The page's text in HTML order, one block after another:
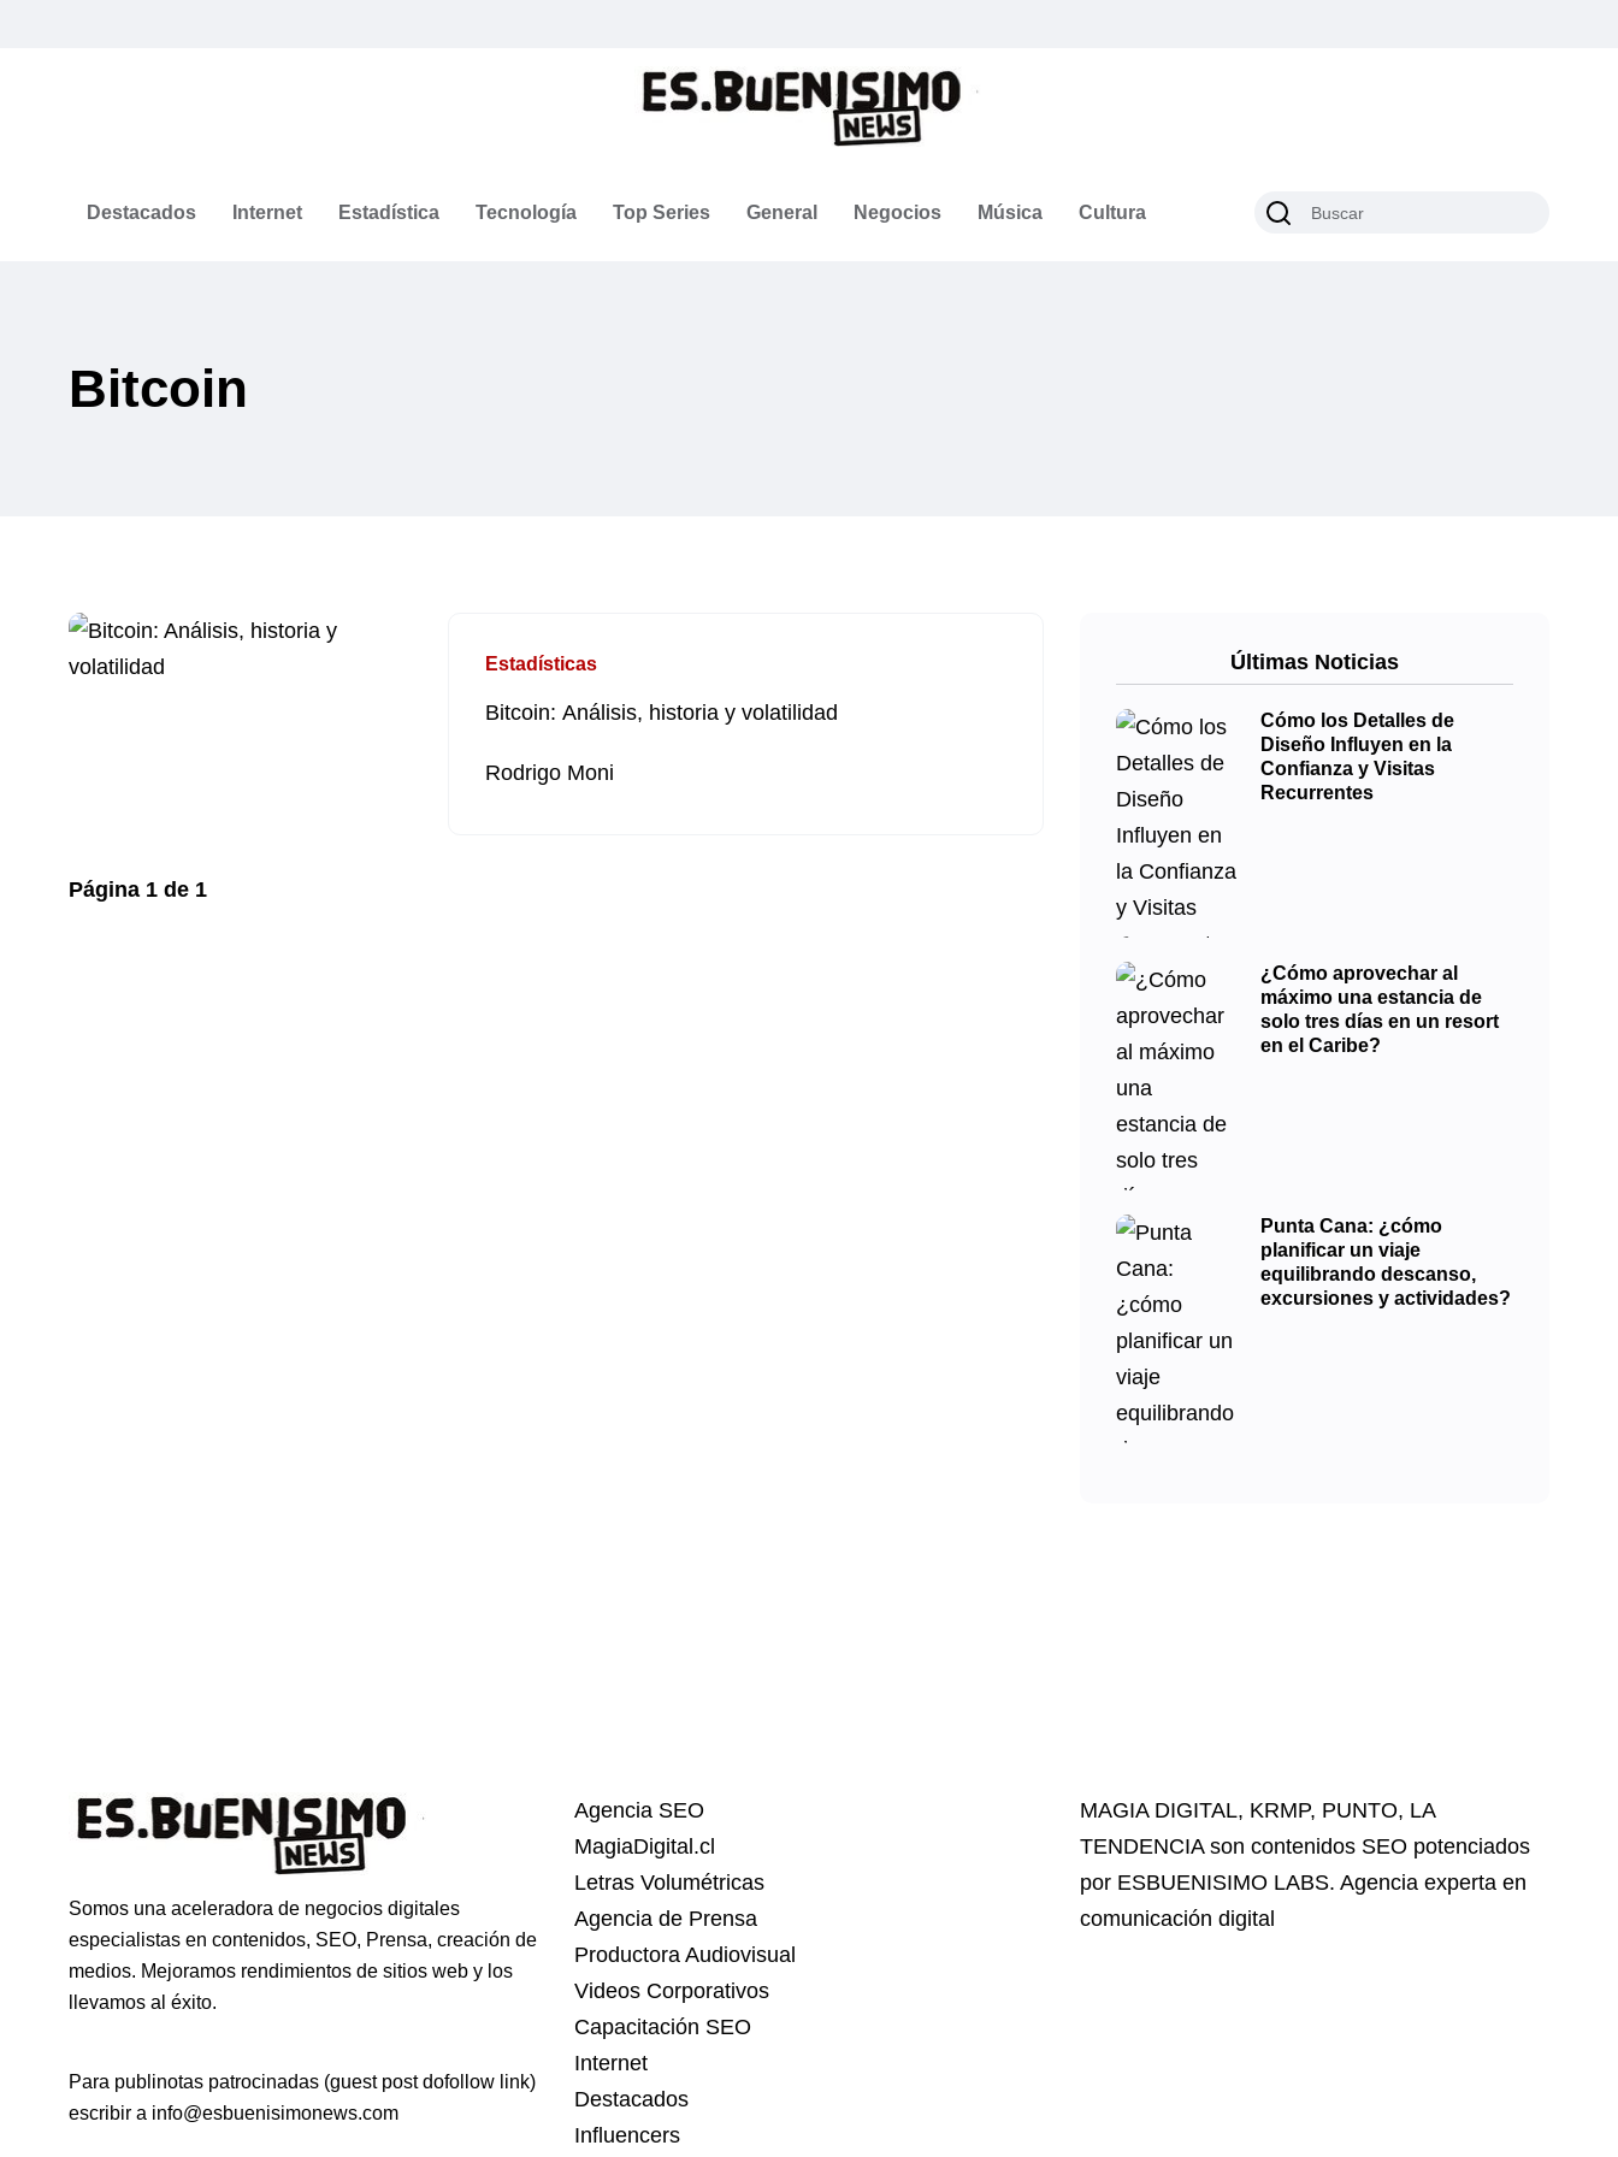
Destacados Internet Estadística Tecnología Top Series General Negocios Música Cultura
Bitcoin
Estadísticas
Bitcoin: Análisis, historia y volatilidad
Rodrigo Moni
Página 1 de 1
Últimas Noticias
Cómo los Detalles de
Diseño Influyen en la
Confianza y Visitas
Recurrentes
¿Cómo aprovechar al
máximo una estancia de
solo tres días en un resort
en el Caribe?
Punta Cana: ¿cómo
planificar un viaje
equilibrando descanso,
excursiones y actividades?
Somos una aceleradora de negocios digitales
especialistas en contenidos, SEO, Prensa, creación de
medios. Mejoramos rendimientos de sitios web y los
llevamos al éxito.
Para publinotas patrocinadas (guest post dofollow link)
escribir a info@esbuenisimonews.com
Agencia SEO
MagiaDigital.cl
Letras Volumétricas
Agencia de Prensa
Productora Audiovisual
Videos Corporativos
Capacitación SEO
Internet
Destacados
Influencers
MAGIA DIGITAL, KRMP, PUNTO, LA
TENDENCIAson contenidos SEO potenciados
por ESBUENISIMO LABS. Agencia experta en
comunicación digital